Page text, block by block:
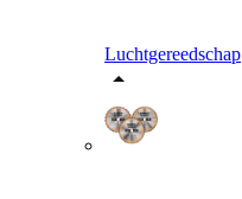
Luchtgereedschap